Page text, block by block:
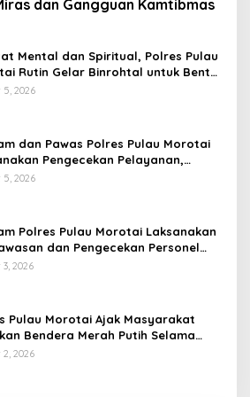
dan Gangguan Kamtibmas
Mental dan Spiritual, Polres Pulau
Rutin Gelar Binrohtal untuk Bentuk
Berintegritas
2026
dan Pawas Polres Pulau Morotai
Pengecekan Pelayanan,
Masyarakat Mendapat
2026
Polres Pulau Morotai Laksanakan
dan Pengecekan Personel
Serah Terima Piket Fungsi
2026
Pulau Morotai Ajak Masyarakat
Bendera Merah Putih Selama
Kemerdekaan
2026